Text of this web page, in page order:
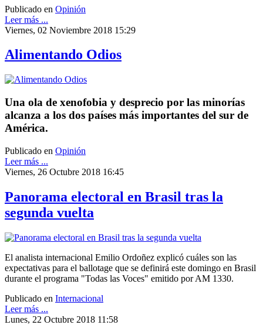
Publicado en Opinión
Leer más ...
Viernes, 02 Noviembre 2018 15:29
Alimentando Odios
Una ola de xenofobia y desprecio por las minorías
alcanza a los dos países más importantes del sur de
América.
Publicado en Opinión
Leer más ...
Viernes, 26 Octubre 2018 16:45
Panorama electoral en Brasil tras la
segunda vuelta
El analista internacional Emilio Ordoñez explicó cuáles son las
expectativas para el ballotage que se definirá este domingo en Brasil
durante el programa "Todas las Voces" emitido por AM 1330.
Publicado en Internacional
Leer más ...
Lunes, 22 Octubre 2018 11:58